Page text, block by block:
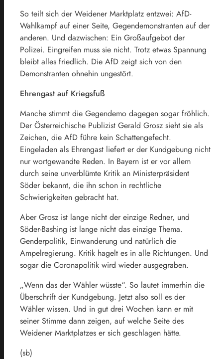
So teilt sich der Weidener Marktplatz entzwei: AfD-
Wahlkampf auf einer Seite, Gegendemonstranten auf der
anderen. Und dazwischen: Ein Großaufgebot der
Polizei. Eingreifen muss sie nicht. Trotz etwas Spannung
bleibt alles friedlich. Die AfD zeigt sich von den
Demonstranten ohnehin ungestört.
Ehrengast auf Kriegsfuß
Manche stimmt die Gegendemo dagegen sogar fröhlich.
Der Österreichische Publizist Gerald Grosz sieht sie als
Zeichen, die AfD führe kein Schattengefecht.
Eingeladen als Ehrengast liefert er der Kundgebung nicht
nur wortgewandte Reden. In Bayern ist er vor allem
durch seine unverblümte Kritik an Ministerpräsident
Söder bekannt, die ihn schon in rechtliche
Schwierigkeiten gebracht hat.
Aber Grosz ist lange nicht der einzige Redner, und
Söder-Bashing ist lange nicht das einzige Thema.
Genderpolitik, Einwanderung und natürlich die
Ampelregierung. Kritik hagelt es in alle Richtungen. Und
sogar die Coronapolitik wird wieder ausgegraben.
„Wenn das der Wähler wüsste“. So lautet immerhin die
Überschrift der Kundgebung. Jetzt also soll es der
Wähler wissen. Und in gut drei Wochen kann er mit
seiner Stimme dann zeigen, auf welche Seite des
Weidener Marktplatzes er sich geschlagen hätte.
(sb)